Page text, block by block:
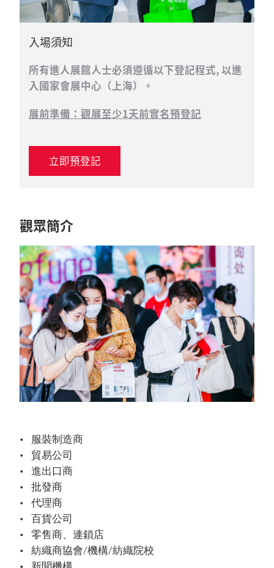
入場須知
所有進人展館人士必須遵循以下登記程式, 以進
入國家會展中心（上海）。
展前準備：觀展至少1天前實名預登記
立即預登記
觀眾簡介
服裝制造商
貿易公司
進出口商
批發商
代理商
百貨公司
零售商、連鎖店
紡織商協會/機構/紡織院校